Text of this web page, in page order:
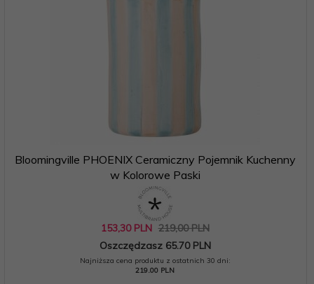
Bloomingville PHOENIX Ceramiczny Pojemnik Kuchenny
w Kolorowe Paski
153,30 PLN 219,00 PLN
Oszczędzasz 65.70 PLN
Najniższa cena produktu z ostatnich 30 dni:
219.00 PLN